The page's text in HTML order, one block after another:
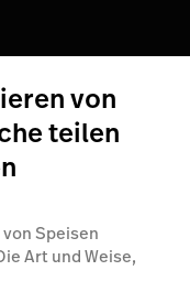
von
teilen
Speisen
Art und Weise,